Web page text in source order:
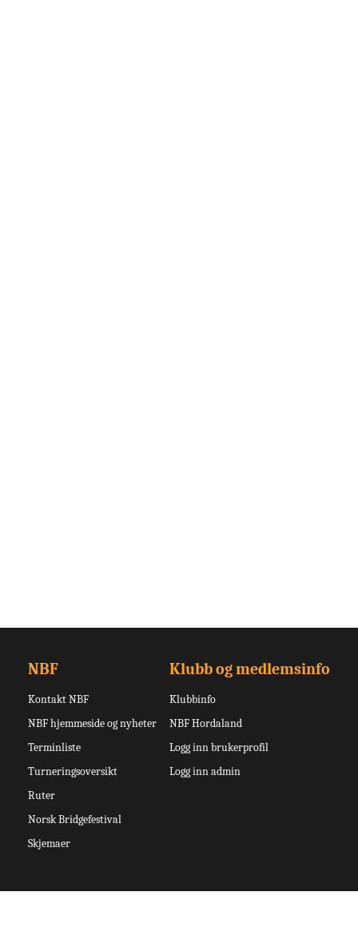
NBF
Kontakt NBF
NBF hjemmeside og nyheter
Terminliste
Turneringsoversikt
Ruter
Norsk Bridgefestival
Skjemaer
Klubb og medlemsinfo
Klubbinfo
NBF Hordaland
Logg inn brukerprofil
Logg inn admin